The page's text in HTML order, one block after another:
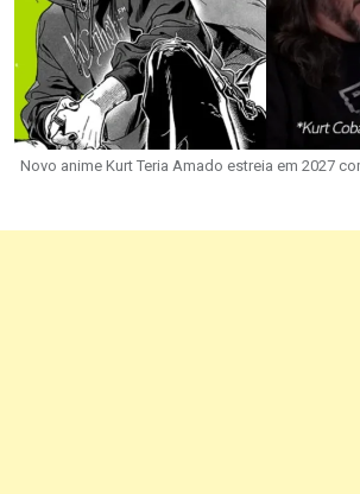
Novo anime Kurt Teria Amado estreia em 2027